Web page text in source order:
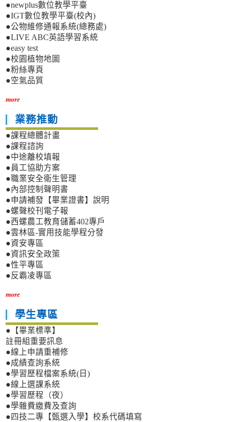
●newplus數位教學平臺
●IGT數位教學平臺(校內)
●公物維修通報系統(總務處)
●LIVE ABC英語學習系統
●easy test
●校園植物地圖
●粉絲專頁
●空氣品質
more
業務推動
●課程總體計畫
●課程諮詢
●中途離校填報
●員工協助方案
●職業安全衛生管理
●內部控制聲明書
●申請補發【畢業證書】說明
●螺聲校刊電子報
●西螺農工教育儲蓄402專戶
●雲林區-實用技能學程分發
●資安專區
●資訊安全政策
●性平專區
●反霸凌專區
more
學生專區
●【畢業標準】
註冊組重要訊息
●線上申請重補修
●成績查詢系統
●學習歷程檔案系統(日)
●線上選課系統
●學習歷程（夜）
●學雜費繳費及查詢
●四技二專【甄選入學】校系代碼填寫